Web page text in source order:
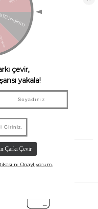
malzeme kullanılarak
el yapımıdır ve bu
sahiptir.